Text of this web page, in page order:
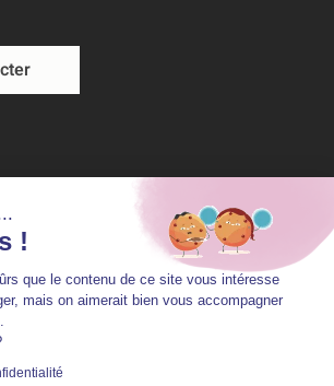
de Loire. Tous droits réservés.
!
que le contenu de ce site vous intéresse
mais on aimerait bien vous accompagner